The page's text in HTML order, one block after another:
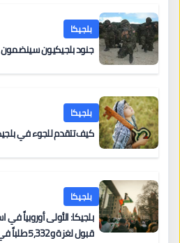
بلجيكا
جنود بلجيكيون سينضمون
بلجيكا
كيف تتقدم للجوء في
بلجيكا